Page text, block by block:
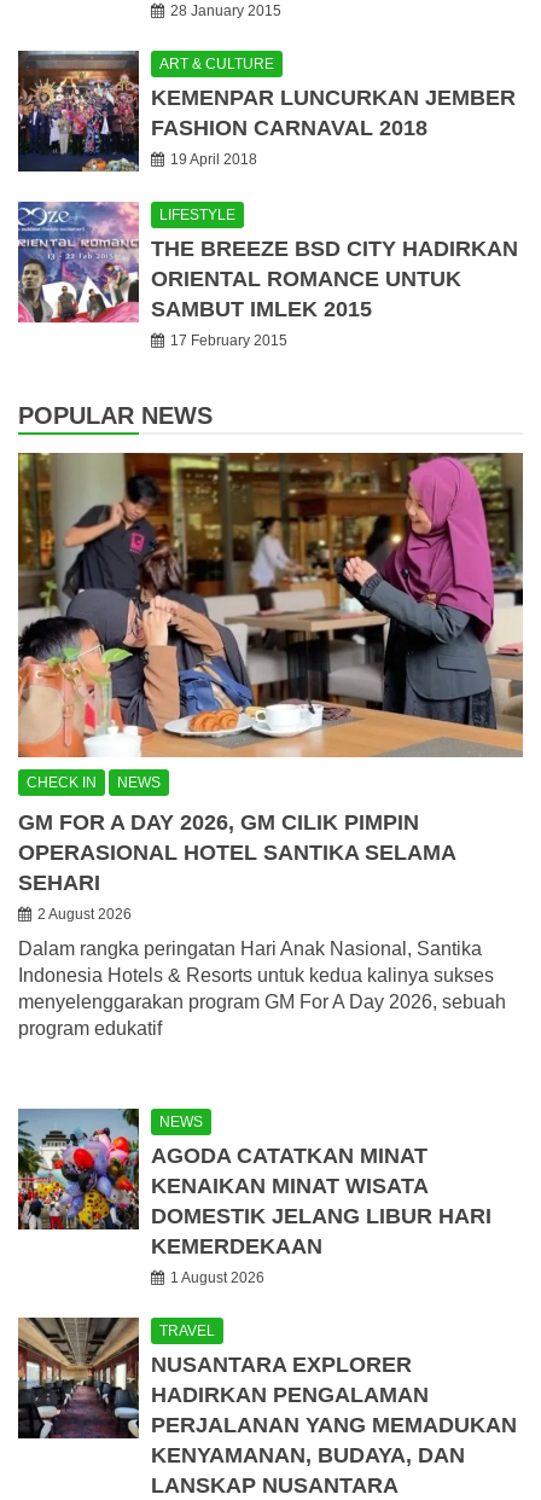
28 January 2015
ART & CULTURE
KEMENPAR LUNCURKAN JEMBER
FASHION CARNAVAL 2018
19 April 2018
LIFESTYLE
THE BREEZE BSD CITY HADIRKAN
ORIENTAL ROMANCE UNTUK
SAMBUT IMLEK 2015
17 February 2015
POPULAR NEWS
CHECK IN NEWS
GM FOR A DAY 2026, GM CILIK PIMPIN
OPERASIONAL HOTEL SANTIKA SELAMA
SEHARI
2 August 2026
Dalam rangka peringatan Hari Anak Nasional, Santika
Indonesia Hotels & Resorts untuk kedua kalinya sukses
menyelenggarakan program GM For A Day 2026, sebuah
program edukatif
NEWS
AGODA CATATKAN MINAT
KENAIKAN MINAT WISATA
DOMESTIK JELANG LIBUR HARI
KEMERDEKAAN
1 August 2026
TRAVEL
NUSANTARA EXPLORER
HADIRKAN PENGALAMAN
PERJALANAN YANG MEMADUKAN
KENYAMANAN, BUDAYA, DAN
LANSKAP NUSANTARA